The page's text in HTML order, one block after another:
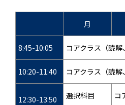
月
8:45-10:05 コアクラス（読
10:20-11:40 コアクラス（読
12:30-13:50 選択科目 コ